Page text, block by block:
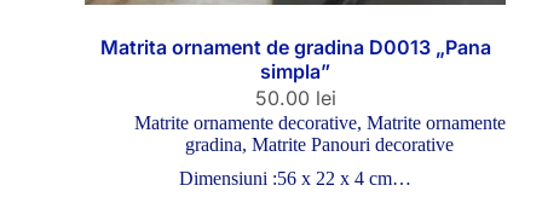
Matrita ornament de gradina D0013 „Pana
simpla”
50.00 lei
Matrite ornamente decorative, Matrite ornamente
gradina, Matrite Panouri decorative
Dimensiuni :56 x 22 x 4 cm…